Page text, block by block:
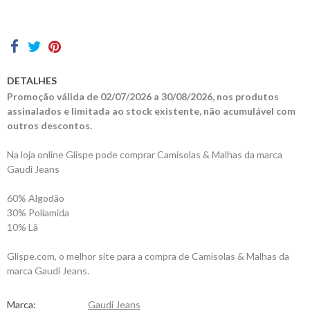
DETALHES
Promoção válida de 02/07/2026 a 30/08/2026, nos produtos
assinalados e limitada ao stock existente, não acumulável com
outros descontos.
Na loja online Glispe pode comprar Camisolas & Malhas da marca
Gaudi Jeans
60% Algodão
30% Poliamida
10% Lã
Glispe.com, o melhor site para a compra de Camisolas & Malhas da
marca Gaudi Jeans.
Marca: Gaudi Jeans